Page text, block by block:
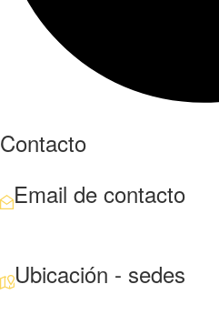
Contacto
Email de contacto
Ubicación - sedes